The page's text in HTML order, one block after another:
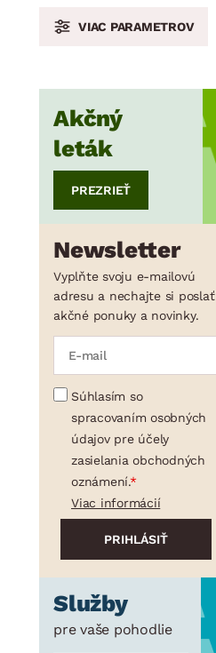
VIAC PARAMETROV
Akčný
leták
PREZRIEŤ
Newsletter
Vyplňte svoju e-mailovú
adresu a nechajte si poslať
akčné ponuky a novinky.
Súhlasím so
spracovaním osobných
údajov pre účely
zasielania obchodných
oznámení.
Viac informácií
Služby
pre vaše pohodlie